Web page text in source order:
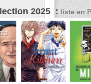
2025 : liste en